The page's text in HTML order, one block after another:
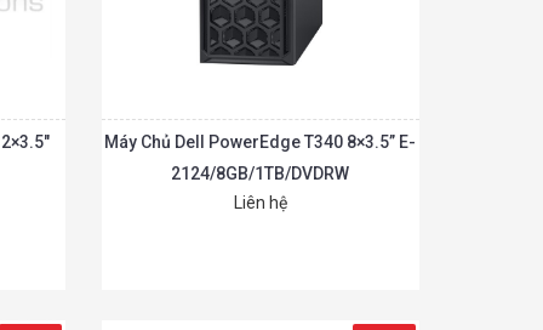
Máy Chủ Dell PowerEdge T340 8×3.5” E-
2124/8GB/1TB/DVDRW
Liên hệ